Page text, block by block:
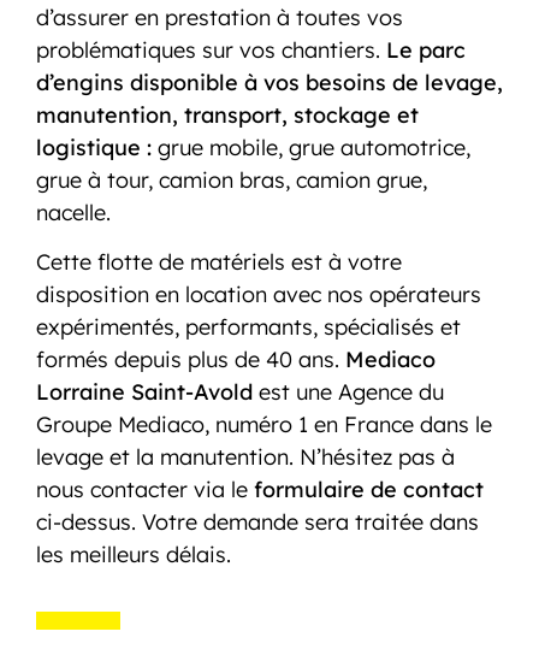
d’assurer en prestation à toutes vos
problématiques sur vos chantiers. Le parc
d’engins disponible à vos besoins de levage,
manutention, transport, stockage et
logistique : grue mobile, grue automotrice,
grue à tour, camion bras, camion grue,
nacelle.
Cette flotte de matériels est à votre
disposition en location avec nos opérateurs
expérimentés, performants, spécialisés et
formés depuis plus de 40 ans. Mediaco
Lorraine Saint-Avold est une Agence du
Groupe Mediaco, numéro 1 en France dans le
levage et la manutention. N’hésitez pas à
nous contacter via le formulaire de contact
ci-dessus. Votre demande sera traitée dans
les meilleurs délais.